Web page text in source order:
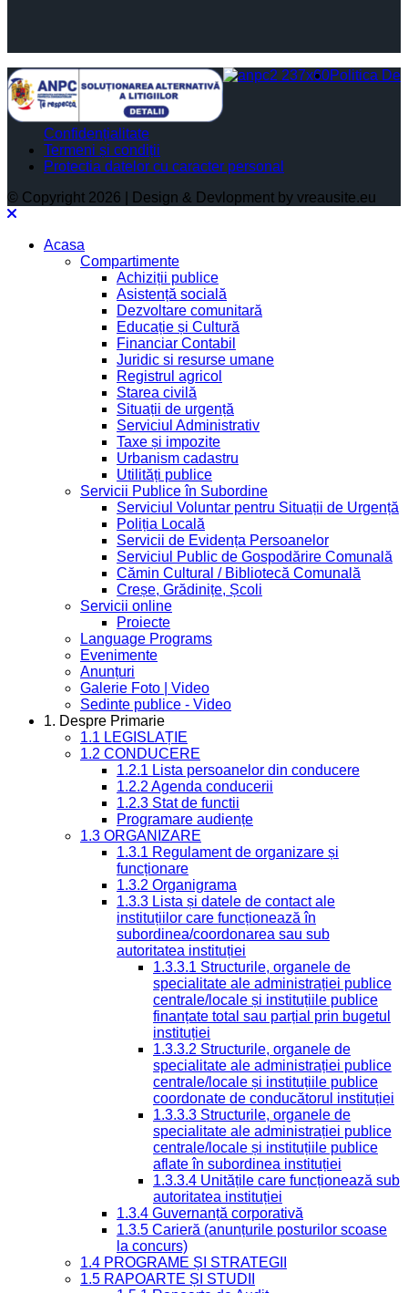
Politica De
Confidențialitate
Termeni și condiții
Protectia datelor cu caracter personal
© Copyright 2026 | Design & Devlopment by vreausite.eu
Acasa
Compartimente
Achiziții publice
Asistență socială
Dezvoltare comunitară
Educație și Cultură
Financiar Contabil
Juridic si resurse umane
Registrul agricol
Starea civilă
Situații de urgență
Serviciul Administrativ
Taxe și impozite
Urbanism cadastru
Utilități publice
Servicii Publice în Subordine
Serviciul Voluntar pentru Situații de Urgență
Poliția Locală
Servicii de Evidența Persoanelor
Serviciul Public de Gospodărire Comunală
Cămin Cultural / Bibliotecă Comunală
Creșe, Grădinițe, Școli
Servicii online
Proiecte
Language Programs
Evenimente
Anunțuri
Galerie Foto | Video
Sedinte publice - Video
1. Despre Primarie
1.1 LEGISLAȚIE
1.2 CONDUCERE
1.2.1 Lista persoanelor din conducere
1.2.2 Agenda conducerii
1.2.3 Stat de functii
Programare audiențe
1.3 ORGANIZARE
1.3.1 Regulament de organizare și
funcționare
1.3.2 Organigrama
1.3.3 Lista și datele de contact ale
instituțiilor care funcționează în
subordinea/coordonarea sau sub
autoritatea instituției
1.3.3.1 Structurile, organele de
specialitate ale administrației publice
centrale/locale și instituțiile publice
finanțate total sau parțial prin bugetul
instituției
1.3.3.2 Structurile, organele de
specialitate ale administrației publice
centrale/locale și instituțiile publice
coordonate de conducătorul instituției
1.3.3.3 Structurile, organele de
specialitate ale administrației publice
centrale/locale și instituțiile publice
aflate în subordinea instituției
1.3.3.4 Unitățile care funcționează sub
autoritatea instituției
1.3.4 Guvernanță corporativă
1.3.5 Carieră (anunțurile posturilor scoase
la concurs)
1.4 PROGRAME ȘI STRATEGII
1.5 RAPOARTE ȘI STUDII